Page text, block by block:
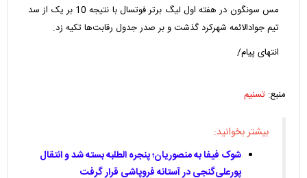
مس سونگون در هفته اول لیگ برتر فوتسال با نتیجه 10 بر یک از سد
تیم جوادالائمه شهرکرد گذشت و بر صدر جدول رقابت‌ها تکیه زد.
انتهای پیام/
منبع: تسنیم
بیشتر بخوانید:
شوک فیفا به منصوریان؛ پنجره الطلبه بسته شد و انتقال
پورعلی‌گنجی در آستانه فروپاشی قرار گرفت